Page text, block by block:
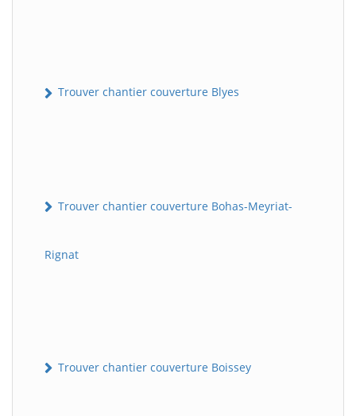
Trouver chantier couverture Blyes
Trouver chantier couverture Bohas-Meyriat-
Rignat
Trouver chantier couverture Boissey